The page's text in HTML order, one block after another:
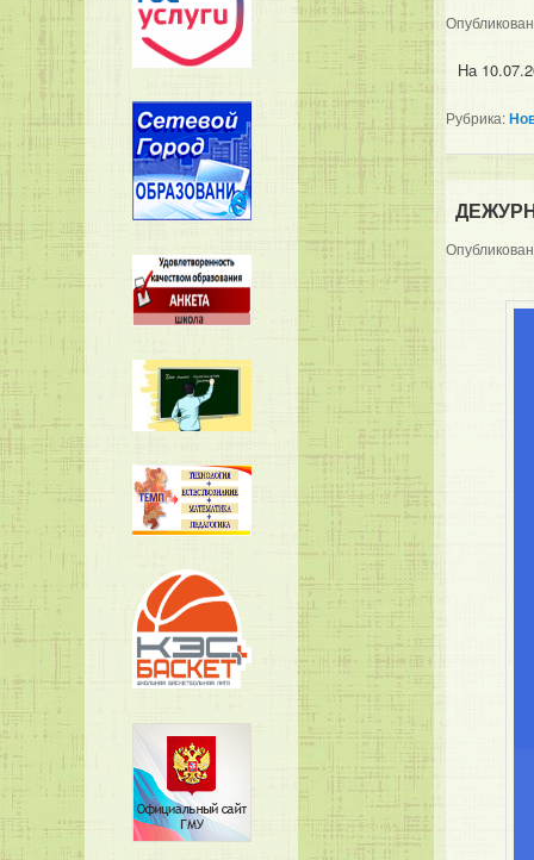
На
Рубрика: